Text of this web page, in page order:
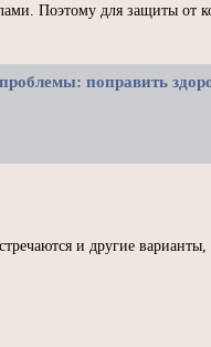
Поэтому для защиты от
поправить
и другие